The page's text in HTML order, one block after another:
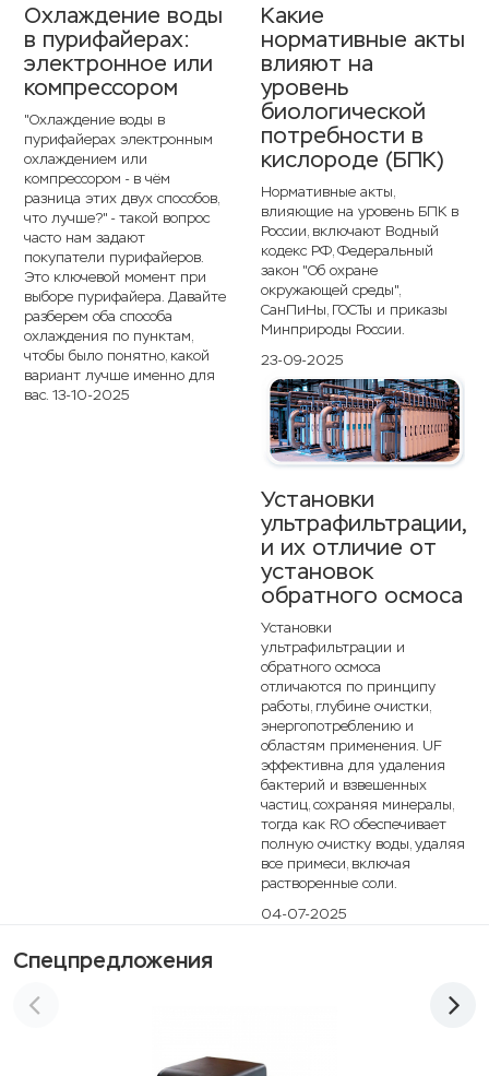
Охлаждение воды
в пурифайерах:
электронное или
компрессором
"Охлаждение воды в
пурифайерах электронным
охлаждением или
компрессором - в чём
разница этих двух способов,
что лучше?" - такой вопрос
часто нам задают
покупатели пурифайеров.
Это ключевой момент при
выборе пурифайера. Давайте
разберем оба способа
охлаждения по пунктам,
чтобы было понятно, какой
вариант лучше именно для
вас. 13-10-2025
Какие
нормативные акты
влияют на
уровень
биологической
потребности в
кислороде (БПК)
Нормативные акты,
влияющие на уровень БПК в
России, включают Водный
кодекс РФ, Федеральный
закон "Об охране
окружающей среды",
СанПиНы, ГОСТы и приказы
Минприроды России.
23-09-2025
Установки
ультрафильтрации,
и их отличие от
установок
обратного осмоса
Установки
ультрафильтрации и
обратного осмоса
отличаются по принципу
работы, глубине очистки,
энергопотреблению и
областям применения. UF
эффективна для удаления
бактерий и взвешенных
частиц, сохраняя минералы,
тогда как RO обеспечивает
полную очистку воды, удаляя
все примеси, включая
растворенные соли.
04-07-2025
Спецпредложения